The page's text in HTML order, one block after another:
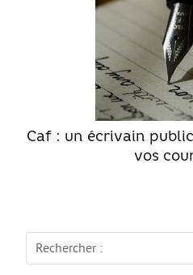
Mon corps, mon identité
Amour et sexualité
Excès et addictions
ACCÈS RAPIDE
Caf : un écrivain
vos
Rechercher :